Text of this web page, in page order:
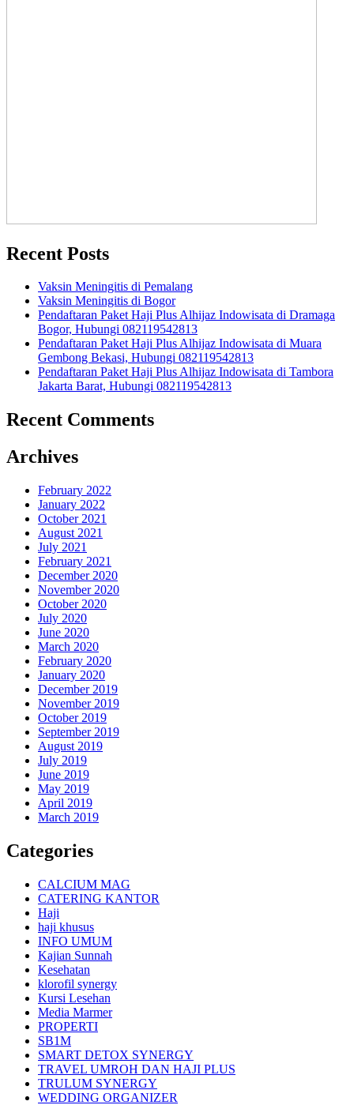
Recent Posts
Vaksin Meningitis di Pemalang
Vaksin Meningitis di Bogor
Pendaftaran Paket Haji Plus Alhijaz Indowisata di Dramaga
Bogor, Hubungi 082119542813
Pendaftaran Paket Haji Plus Alhijaz Indowisata di Muara
Gembong Bekasi, Hubungi 082119542813
Pendaftaran Paket Haji Plus Alhijaz Indowisata di Tambora
Jakarta Barat, Hubungi 082119542813
Recent Comments
Archives
February 2022
January 2022
October 2021
August 2021
July 2021
February 2021
December 2020
November 2020
October 2020
July 2020
June 2020
March 2020
February 2020
January 2020
December 2019
November 2019
October 2019
September 2019
August 2019
July 2019
June 2019
May 2019
April 2019
March 2019
Categories
CALCIUM MAG
CATERING KANTOR
Haji
haji khusus
INFO UMUM
Kajian Sunnah
Kesehatan
klorofil synergy
Kursi Lesehan
Media Marmer
PROPERTI
SB1M
SMART DETOX SYNERGY
TRAVEL UMROH DAN HAJI PLUS
TRULUM SYNERGY
WEDDING ORGANIZER